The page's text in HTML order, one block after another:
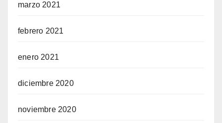
marzo 2021
febrero 2021
enero 2021
diciembre 2020
noviembre 2020